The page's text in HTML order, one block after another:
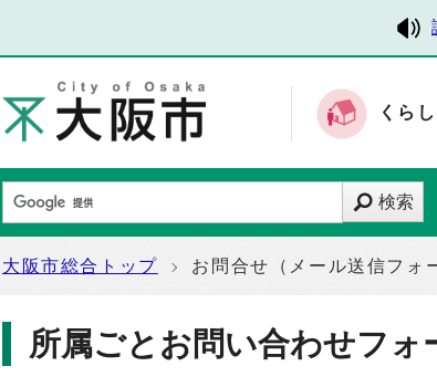
くらし
検索
大阪市総合トップ お問合せ（メール送信フォ
所属ごとお問い合わせフォ